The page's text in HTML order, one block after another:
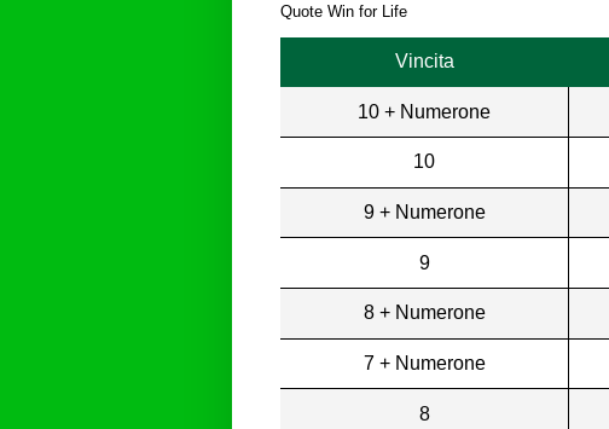
Quote Win for Life
Vincita
10 + Numerone
10
9 + Numerone
9
8 + Numerone
7 + Numerone
8